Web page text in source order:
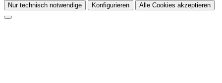
Nur technisch notwendige Konfigurieren Alle Cookies akzeptieren